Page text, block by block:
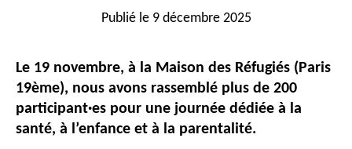
Publié le 9 décembre 2025
Le 19 novembre, à la Maison des Réfugiés (Paris
19ème), nous avons rassemblé plus de 200
participant·es pour une journée dédiée à la
santé, à l’enfance et à la parentalité.